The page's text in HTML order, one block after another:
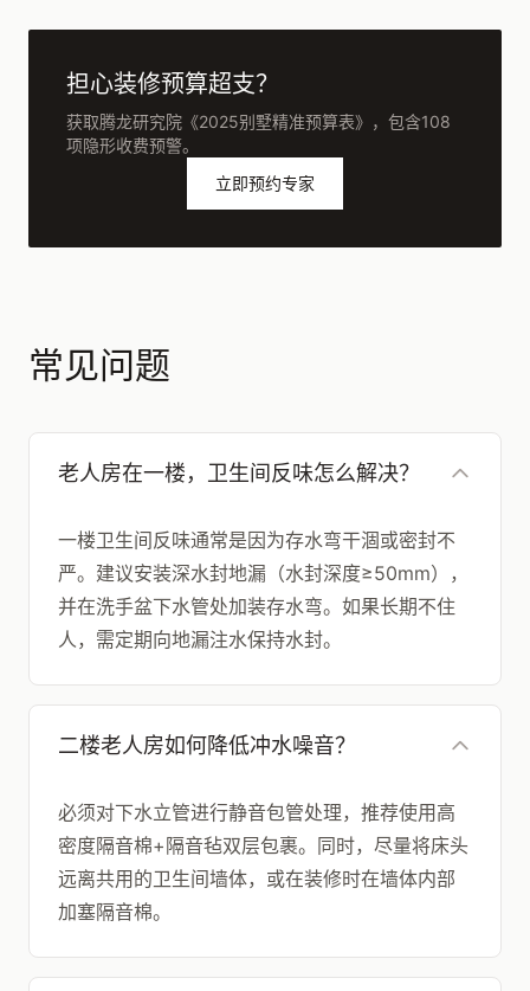
担心装修预算超支？
获取腾龙研究院《2025别墅精准预算表》，包含108
项隐形收费预警。
立即预约专家
常见问题
老人房在一楼，卫生间反味怎么解决？
一楼卫生间反味通常是因为存水弯干涸或密封不
严。建议安装深水封地漏（水封深度≥50mm），
并在洗手盆下水管处加装存水弯。如果长期不住
人，需定期向地漏注水保持水封。
二楼老人房如何降低冲水噪音？
必须对下水立管进行静音包管处理，推荐使用高
密度隔音棉+隔音毡双层包裹。同时，尽量将床头
远离共用的卫生间墙体，或在装修时在墙体内部
加塞隔音棉。